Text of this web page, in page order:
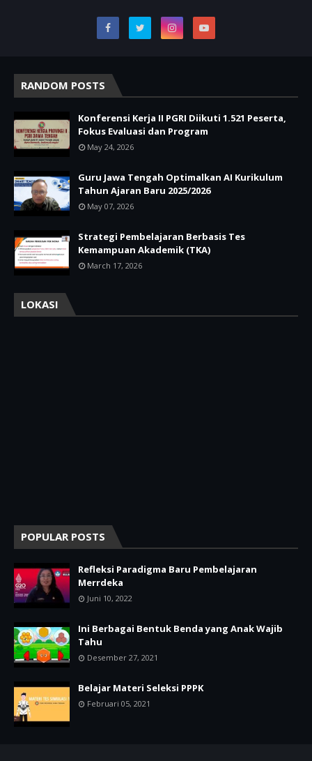
RANDOM POSTS
Konferensi Kerja II PGRI Diikuti 1.521 Peserta,
Fokus Evaluasi dan Program
May 24, 2026
Guru Jawa Tengah Optimalkan AI Kurikulum
Tahun Ajaran Baru 2025/2026
May 07, 2026
Strategi Pembelajaran Berbasis Tes
Kemampuan Akademik (TKA)
March 17, 2026
LOKASI
POPULAR POSTS
Refleksi Paradigma Baru Pembelajaran
Merrdeka
Juni 10, 2022
Ini Berbagai Bentuk Benda yang Anak Wajib
Tahu
Desember 27, 2021
Belajar Materi Seleksi PPPK
Februari 05, 2021